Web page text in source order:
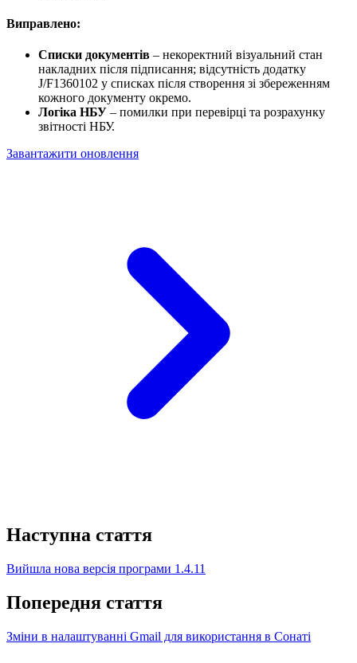
Виправлено:
Списки документів – некоректний візуальний стан
накладних після підписання; відсутність додатку
J/F1360102 у списках після створення зі збереженням
кожного документу окремо.
Логіка НБУ – помилки при перевірці та розрахунку
звітності НБУ.
Завантажити оновлення
Наступна стаття
Вийшла нова версія програми 1.4.11
Попередня стаття
Зміни в налаштуванні Gmail для використання в Сонаті